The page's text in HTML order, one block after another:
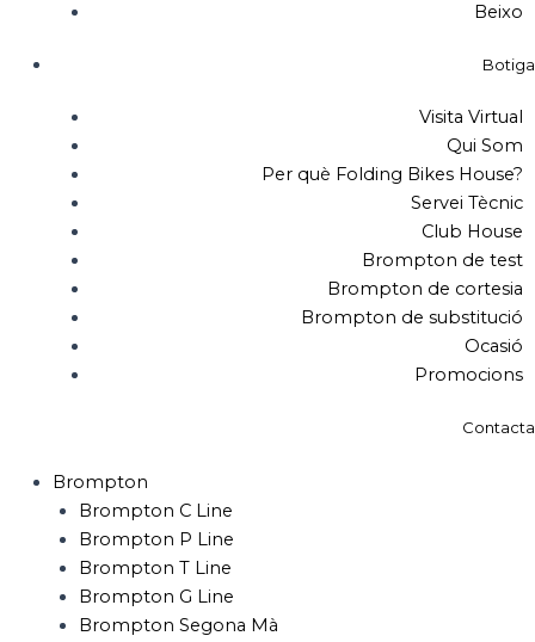
Beixo
Botiga
Visita Virtual
Qui Som
Per què Folding Bikes House?
Servei Tècnic
Club House
Brompton de test
Brompton de cortesia
Brompton de substitució
Ocasió
Promocions
Contacta
Brompton
Brompton C Line
Brompton P Line
Brompton T Line
Brompton G Line
Brompton Segona Mà